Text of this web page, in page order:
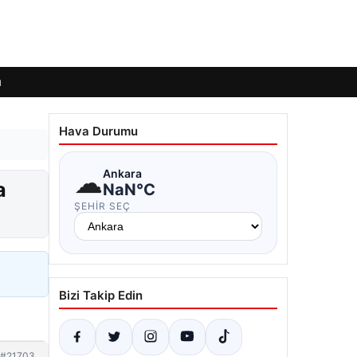
Hava Durumu
☁Ankara
NaN°C
ŞEHIR SEÇ
Bizi Takip Edin